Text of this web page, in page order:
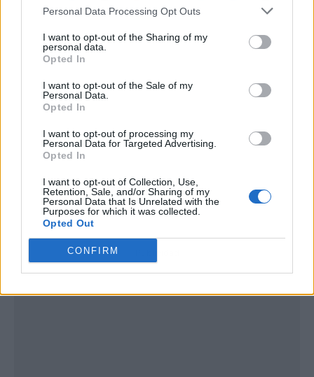
Personal Data Processing Opt Outs
I want to opt-out of the Sharing of my
personal data.
Opted In
I want to opt-out of the Sale of my
Personal Data.
Opted In
I want to opt-out of processing my
Personal Data for Targeted Advertising.
Opted In
I want to opt-out of Collection, Use,
Retention, Sale, and/or Sharing of my
Personal Data that Is Unrelated with the
Purposes for which it was collected.
Opted Out
CONFIRM